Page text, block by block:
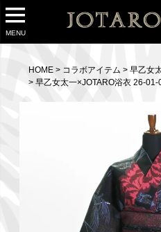
MENU
HOME コラボアイテム
早乙女
早乙女太一×JOTARO浴衣 26-